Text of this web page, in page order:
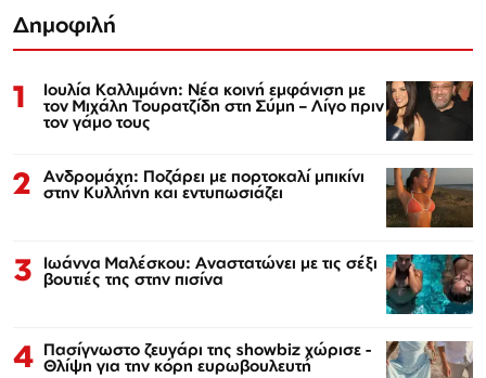
Δημοφιλή
1 Ιουλία Καλλιμάνη: Νέα κοινή εμφάνιση με
τον Μιχάλη Τουρατζίδη στη Σύμη – Λίγο πριν
τον γάμο τους
2 Ανδρομάχη: Ποζάρει με πορτοκαλί μπικίνι
στην Κυλλήνη και εντυπωσιάζει
3 Ιωάννα Μαλέσκου: Αναστατώνει με τις σέξι
βουτιές της στην πισίνα
4 Πασίγνωστο ζευγάρι της showbiz χώρισε -
Θλίψη για την κόρη ευρωβουλευτή